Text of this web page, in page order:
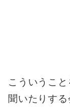
こういうこと
聞いたりする